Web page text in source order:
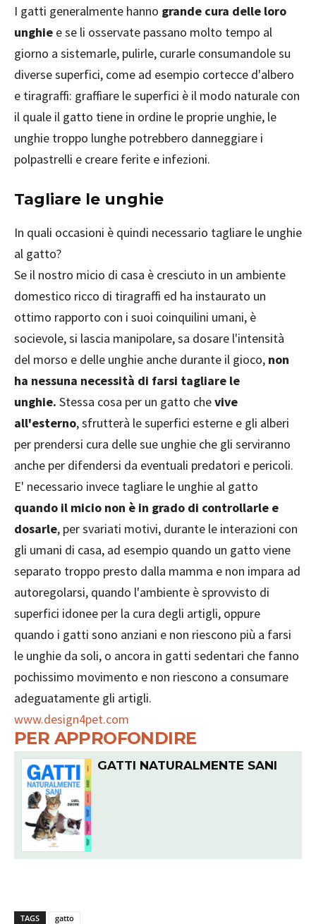
I gatti generalmente hanno grande cura delle loro
unghie e se li osservate passano molto tempo al
giorno a sistemarle, pulirle, curarle consumandole su
diverse superfici, come ad esempio cortecce d'albero
e tiragraffi: graffiare le superfici è il modo naturale con
il quale il gatto tiene in ordine le proprie unghie, le
unghie troppo lunghe potrebbero danneggiare i
polpastrelli e creare ferite e infezioni.
Tagliare le unghie
In quali occasioni è quindi necessario tagliare le unghie
al gatto?
Se il nostro micio di casa è cresciuto in un ambiente
domestico ricco di tiragraffi ed ha instaurato un
ottimo rapporto con i suoi coinquilini umani, è
socievole, si lascia manipolare, sa dosare l'intensità
del morso e delle unghie anche durante il gioco, non
ha nessuna necessità di farsi tagliare le
unghie. Stessa cosa per un gatto chevive
all'esterno, sfrutterà le superfici esterne e gli alberi
per prendersi cura delle sue unghie che gli serviranno
anche per difendersi da eventuali predatori e pericoli.
E' necessario invece tagliare le unghie al gatto
quando il micio non è in grado di controllarle e
dosarle, per svariati motivi, durante le interazioni con
gli umani di casa, ad esempio quando un gatto viene
separato troppo presto dalla mamma e non impara ad
autoregolarsi, quando l'ambiente è sprovvisto di
superfici idonee per la cura degli artigli, oppure
quando i gatti sono anziani e non riescono più a farsi
le unghie da soli, o ancora in gatti sedentari che fanno
pochissimo movimento e non riescono a consumare
adeguatamente gli artigli.
www.design4pet.com
PER APPROFONDIRE
GATTI NATURALMENTE SANI
TAGS gatto